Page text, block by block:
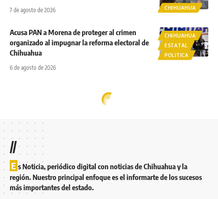
CHIHUAHUA
7 de agosto de 2026
CHIHUAHUA
ESTATAL
POLITICA
Acusa PAN a Morena de proteger al crimen
organizado al impugnar la reforma electoral de
Chihuahua
6 de agosto de 2026
//
E s Noticia, periódico digital con noticias de Chihuahua y la
región. Nuestro principal enfoque es el informarte de los sucesos
más importantes del estado.